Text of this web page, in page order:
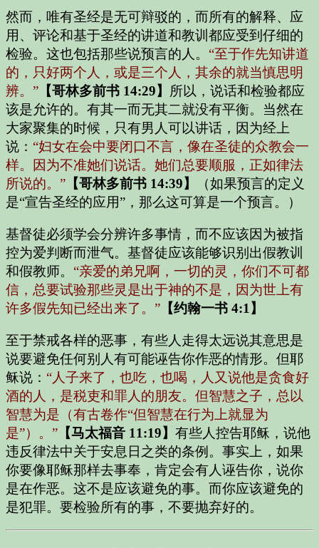
然而，唯有圣经是无可辩驳的，而所有的解释、应
用、评论和基于圣经的讲道和教训都应受到仔细的
检验。这也包括那些说预言的人。 “至于作先知讲道
的，只好两个人，或是三个人，其余的就当慎思明
辨。” 【哥林多前书 14:29】 所以，说话和检验都应
该是允许的。有其一而无其二就没有平衡。当然在
大家聚集的时候，只有男人可以讲话，因为经上
说： “妇女在会中要闭口不言，像在圣徒的众教会一
样。因为不准她们说话。她们总要顺服，正如律法
所说的。” 【哥林多前书 14:39】
（如果预言的定义
是“宣告圣经的应用”，那么这可算是一个预言。）
基督徒必须学会分辨许多事情，而不应该因为被指
控为爱判断而泄气。基督徒应该能够识别出假教训
和假教师。 “亲爱的弟兄啊，一切的灵，你们不可都
信，总要试验那些灵是出于神的不是，因为世上有
许多假先知已经出来了。” 【约翰一书 4:1】
至于禁戒各样的恶事，有些人走得太远说其意思是
说要避免任何别人有可能诬告你作恶的情形。但耶
稣说： “人子来了，也吃，也喝，人又说他是贪食好
酒的人，是税吏和罪人的朋友。但智慧之子，总以
智慧为是（有古卷作“但智慧在行为上就显为
是”）。” 【马太福音 11:19】 有些人控告耶稣，说他
违反律法中关于安息日之类的条例。事实上，如果
你要像耶稣那样去事奉，肯定会有人诬告你，说你
是在作恶。这不是应该避免的事。而你应该避免的
是犯罪。要检验所有的事，不要抛弃好的。